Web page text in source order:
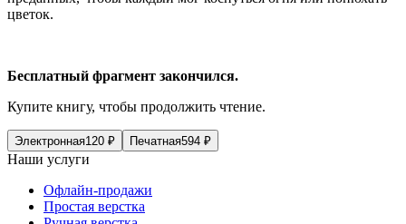
цветок.
Бесплатный фрагмент закончился.
Купите книгу, чтобы продолжить чтение.
Электронная120 ₽ Печатная594 ₽
Наши услуги
Офлайн-продажи
Простая верстка